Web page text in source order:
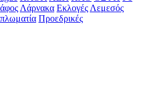
Λάρνακα Εκλογές Λεμεσός
Προεδρικές